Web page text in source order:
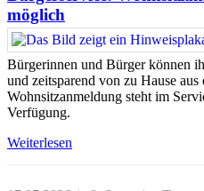
möglich
Bürgerinnen und Bürger können
und zeitsparend von zu Hause
Wohnsitzanmeldung steht im
Verfügung.
Weiterlesen